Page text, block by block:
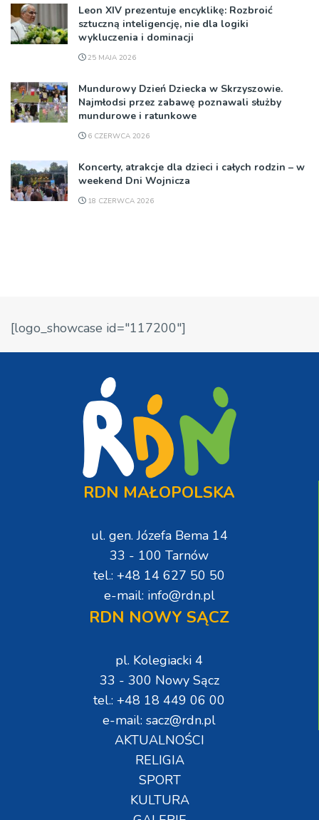
Leon XIV prezentuje encyklikę: Rozbroić
sztuczną inteligencję, nie dla logiki
wykluczenia i dominacji
25 MAJA 2026
Mundurowy Dzień Dziecka w Skrzyszowie.
Najmłodsi przez zabawę poznawali służby
mundurowe i ratunkowe
6 CZERWCA 2026
Koncerty, atrakcje dla dzieci i całych rodzin – w
weekend Dni Wojnicza
18 CZERWCA 2026
[logo_showcase id="117200"]
RDN MAŁOPOLSKA
ul. gen. Józefa Bema 14
33 - 100 Tarnów
tel.: +48 14 627 50 50
e-mail: info@rdn.pl
RDN NOWY SĄCZ
pl. Kolegiacki 4
33 - 300 Nowy Sącz
tel.: +48 18 449 06 00
e-mail: sacz@rdn.pl
AKTUALNOŚCI
RELIGIA
SPORT
KULTURA